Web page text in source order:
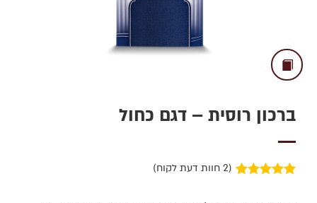
ברכון רוסית – דגם כחול
(
2 חוות דעת לקוח)